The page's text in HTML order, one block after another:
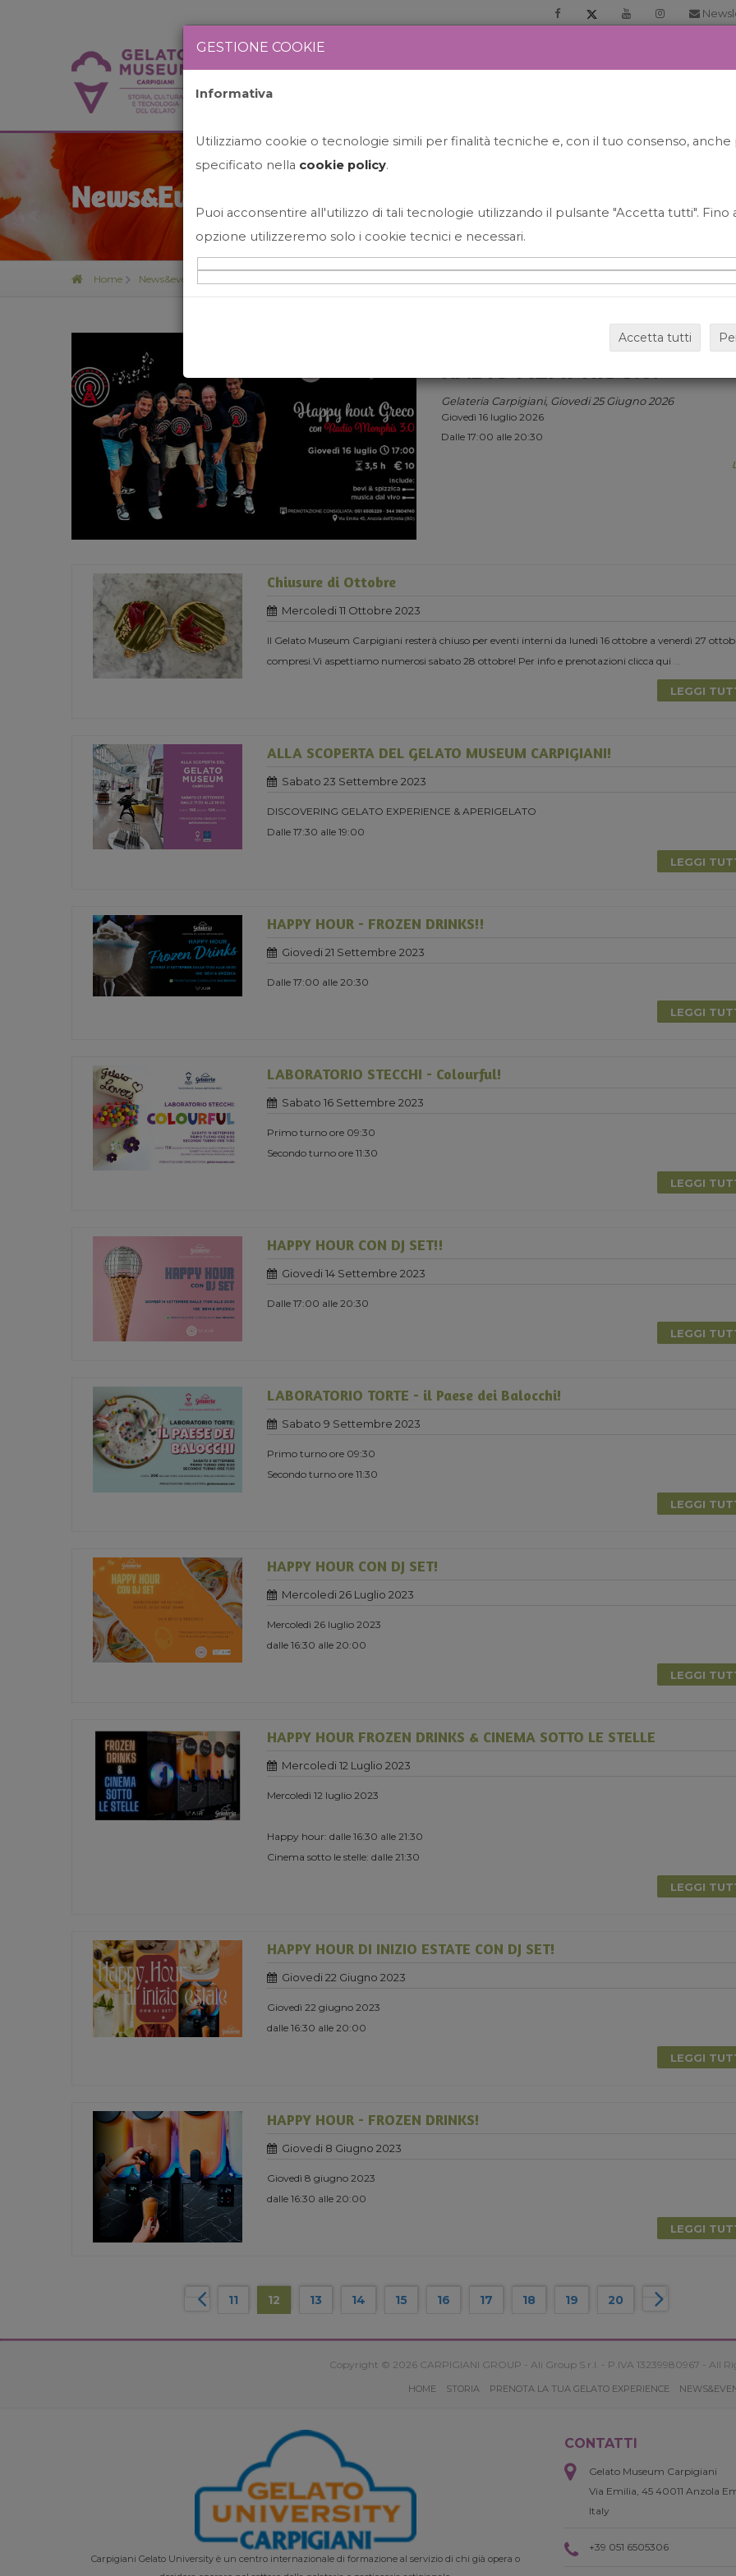
News&Events
Home News&events
HAPPY HOUR GRECO CON
RADIO MEMPHIS 3.0.
Gelateria Carpigiani, Giovedi 25 Giugno 2026
Giovedì 16 luglio 2026
Dalle 17:00 alle 20:30
Chiusure di Ottobre
Mercoledi 11 Ottobre 2023
Il Gelato Museum Carpigiani resterà chiuso per eventi interni da lunedì 16 ottobre a venerdì 27
compresi.Vi aspettiamo numerosi sabato 28 ottobre! Per info e prenotazioni clicca qui
LEGGI
ALLA SCOPERTA DEL GELATO MUSEUM CARPIGIANI!
Sabato 23 Settembre 2023
DISCOVERING GELATO EXPERIENCE & APERIGELATO
Dalle 17:30 alle 19:00
LEGGI
HAPPY HOUR - FROZEN DRINKS!!
Giovedi 21 Settembre 2023
Dalle 17:00 alle 20:30
LEGGI
LABORATORIO STECCHI - Colourful!
Sabato 16 Settembre 2023
Primo turno ore 09:30
Secondo turno ore 11:30
LEGGI
HAPPY HOUR CON DJ SET!!
Giovedi 14 Settembre 2023
Dalle 17:00 alle 20:30
LEGGI
LABORATORIO TORTE - il Paese dei Balocchi!
Sabato 9 Settembre 2023
Primo turno ore 09:30
Secondo turno ore 11:30
LEGGI
HAPPY HOUR CON DJ SET!
Mercoledi 26 Luglio 2023
Mercoledì 26 luglio 2023
dalle 16:30 alle 20:00
LEGGI
HAPPY HOUR FROZEN DRINKS & CINEMA SOTTO LE STELLE
Mercoledi 12 Luglio 2023
Mercoledì 12 luglio 2023
Happy hour: dalle 16:30 alle 21:30
Cinema sotto le stelle: dalle 21:30
LEGGI
HAPPY HOUR DI INIZIO ESTATE CON DJ SET!
Giovedi 22 Giugno 2023
Giovedì 22 giugno 2023
dalle 16:30 alle 20:00
LEGGI
HAPPY HOUR - FROZEN DRINKS!
Giovedi 8 Giugno 2023
Giovedì 8 giugno 2023
dalle 16:30 alle 20:00
LEGGI
11 12 13 14 15 16 17 18 19 20
Copyright © 2026 CARPIGIANI GROUP - Ali Group S.r.l. - P.IVA 13239980967 - All
HOME STORIA PRENOTA LA TUA GELATO EXPERIENCE
Carpigiani Gelato University è un centro internazionale di formazione al servizio di chi già opera o
CONTATTI
Gelato Museum Carpigiani
Via Emilia, 45 40011 Anzola
Italy
+39 051 6505306
GESTIONE COOKIE
Informativa
Utilizziamo cookie o tecnologie simili per finalità tecniche e, con il tuo consenso,
specificato nella cookie policy.
Puoi acconsentire all'utilizzo di tali tecnologie utilizzando il pulsante "Accetta tutti". Fino
opzione utilizzeremo solo i cookie tecnici e necessari.
Accetta tutti